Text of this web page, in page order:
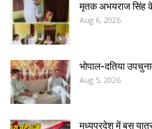
मृतक अभयराज सिंह के
Aug 6, 2026
भोपाल-दतिया
Aug 5, 2026
मध्यप्रदेश में बस